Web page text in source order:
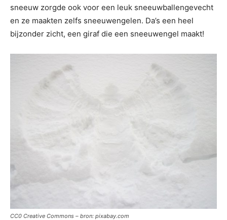
sneeuw zorgde ook voor een leuk sneeuwballengevecht
en ze maakten zelfs sneeuwengelen. Da’s een heel
bijzonder zicht, een giraf die een sneeuwengel maakt!
CC0 Creative Commons – bron: pixabay.com